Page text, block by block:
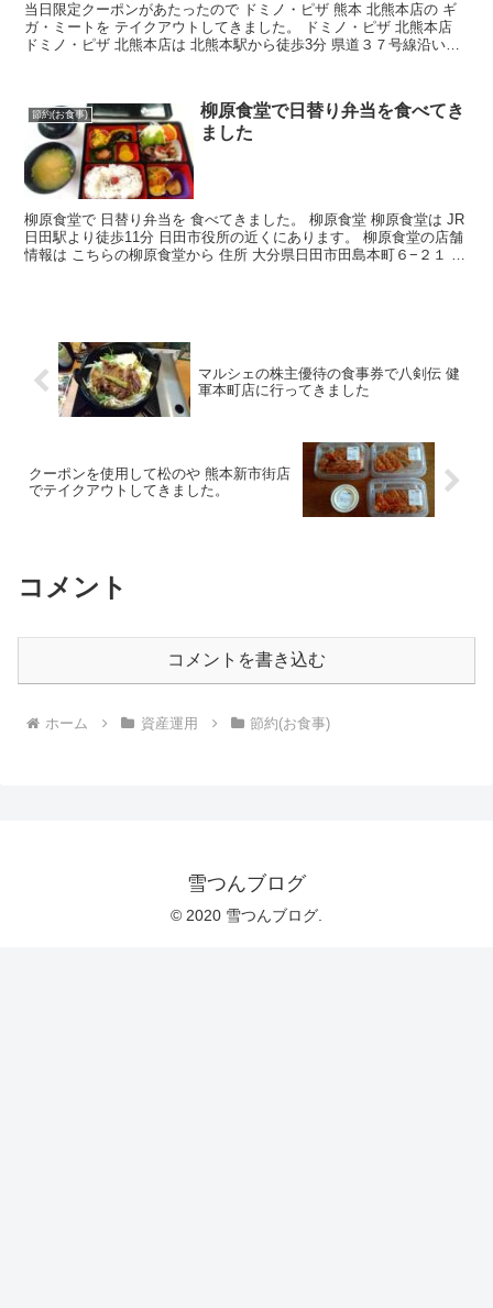
当日限定クーポンがあたったので ドミノ・ピザ 熊本 北熊本店の ギ
ガ・ミートを テイクアウトしてきました。 ドミノ・ピザ 北熊本店
ドミノ・ピザ 北熊本店は 北熊本駅から徒歩3分 県道３７号線沿いに
節約(お食事)
柳原食堂で日替り弁当を食べてき
ました
柳原食堂で 日替り弁当を 食べてきました。 柳原食堂 柳原食堂は JR
日田駅より徒歩11分 日田市役所の近くにあります。 柳原食堂の店舗
情報は こちらの柳原食堂から 住所 大分県日田市田島本町６−２１ 電
マルシェの株主優待の食事券で八剣伝 健
軍本町店に行ってきました
クーポンを使用して松のや 熊本新市街店
でテイクアウトしてきました。
コメント
コメントを書き込む
ホーム 資産運用 節約(お食事)
雪つんブログ
© 2020 雪つんブログ.